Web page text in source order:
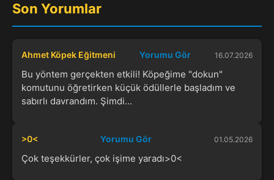
Son Yorumlar
Ahmet Köpek Eğitmeni Yorumu Gör 16.07.2026
Bu yöntem gerçekten etkili! Köpeğime "dokun"
komutunu öğretirken küçük ödüllerle başladım ve
sabırlı davrandım. Şimdi...
>0< Yorumu Gör 01.05.2026
Çok teşekkürler, çok işime yaradı>0<